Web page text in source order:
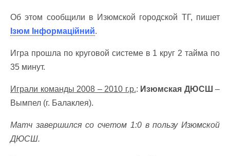
Об этом сообщили в Изюмской городской ТГ, пишет
Ізюм Інформаційний.
Игра прошла по круговой системе в 1 круг 2 тайма по
35 минут.
Играли команды 2008 – 2010 г.р.: Изюмская ДЮСШ –
Вымпел (г. Балаклея).
Матч завершился со счетом 1:0 в пользу Изюмской
ДЮСШ.